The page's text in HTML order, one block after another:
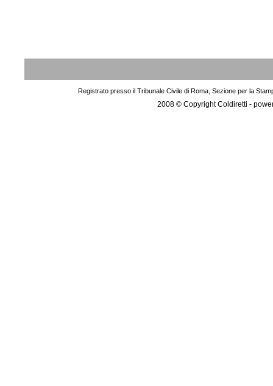
Registrato presso il Tribunale Civile di Roma, Sezione per la
2008 © Copyright Coldiretti -